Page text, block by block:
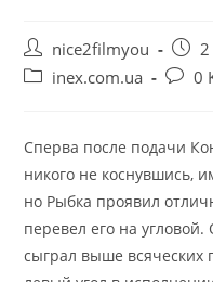
Post
author:
nice2filmyou
Post
Postinex.com.ua
Post0
Сперва после подачи
никого не коснувшись,
но Рыбка проявил
перевел его на
сыграл выше всяческих